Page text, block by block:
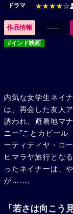
ドラマ ★★★★☆
作品情報 ------
#インド映画
内気な女学生ネイ
は、再会した友人
誘われ、避暑地マ
ニー”ことカビール
ーティティヤ・ロ
ヒマラヤ旅行とな
ったネイナーは、
が……。
「若さは向こう